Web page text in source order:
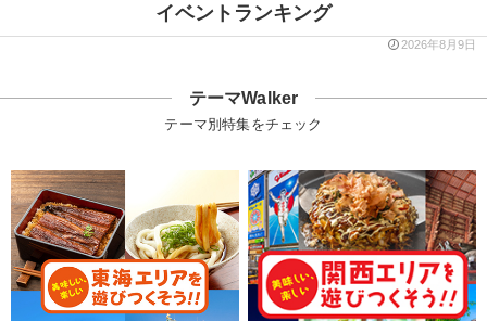
イベントランキング
2026年8月9日
テーマWalker
テーマ別特集をチェック